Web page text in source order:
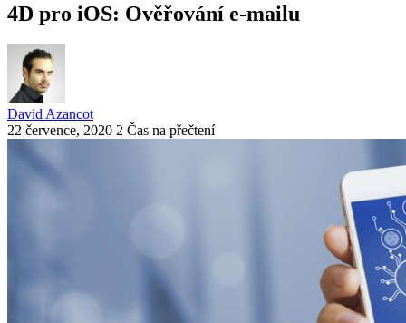
4D pro iOS: Ověřování e-mailu
David Azancot
22 července, 2020 2 Čas na přečtení